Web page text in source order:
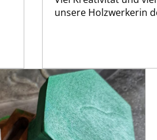
unsere Holzwerkerin